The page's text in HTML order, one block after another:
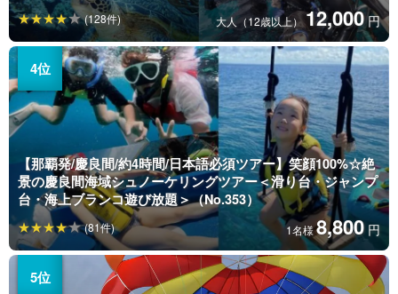
大人（12歳以上）12,000 円
(128件)
【那覇発/慶良間/約4時間/日本語必須ツアー】笑顔100%☆絶
景の慶良間海域シュノーケリングツアー＜滑り台・ジャンプ
台・海上ブランコ遊び放題＞（No.353）
1名様8,800 円
(81件)